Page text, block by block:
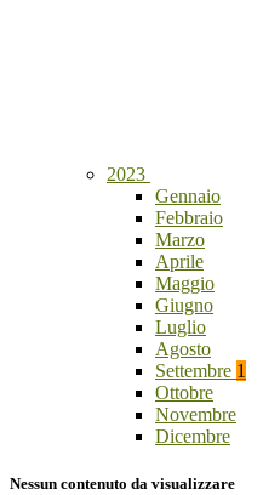
2023
Gennaio
Febbraio
Marzo
Aprile
Maggio
Giugno
Luglio
Agosto
Settembre 1
Ottobre
Novembre
Dicembre
Nessun contenuto da visualizzare